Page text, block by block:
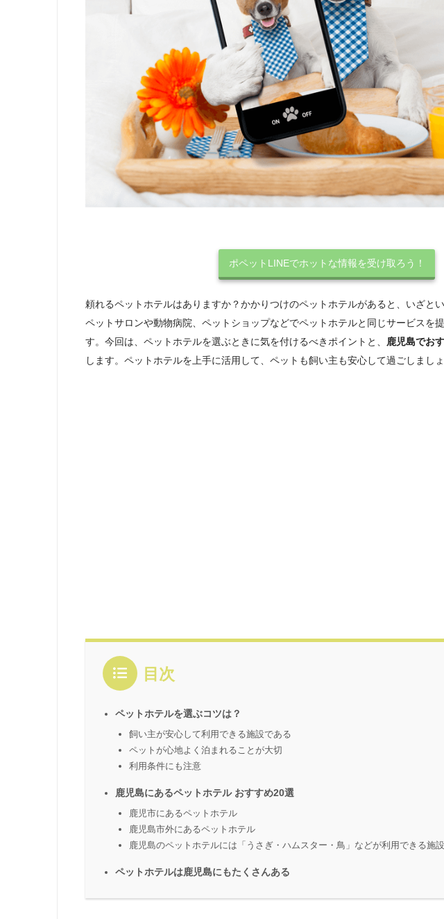
ポペットLINEでホットな情報を受け取ろう！
頼れるペットホテルはありますか？かかりつけのペットホテルがあると、いざと
ペットサロンや動物病院、ペットショップなどでペットホテルと同じサービスを
す。今回は、ペットホテルを選ぶときに気を付けるべきポイントと、
鹿児島でお
します。ペットホテルを上手に活用して、ペットも飼い主も安心して過ごしましょ
目次
ペットホテルを選ぶコツは？
飼い主が安心して利用できる施設である
ペットが心地よく泊まれることが大切
利用条件にも注意
鹿児島にあるペットホテル おすすめ20選
鹿児市にあるペットホテル
鹿児島市外にあるペットホテル
鹿児島のペットホテルには「うさぎ・ハムスター・鳥」などが利用できる施
ペットホテルは鹿児島にもたくさんある